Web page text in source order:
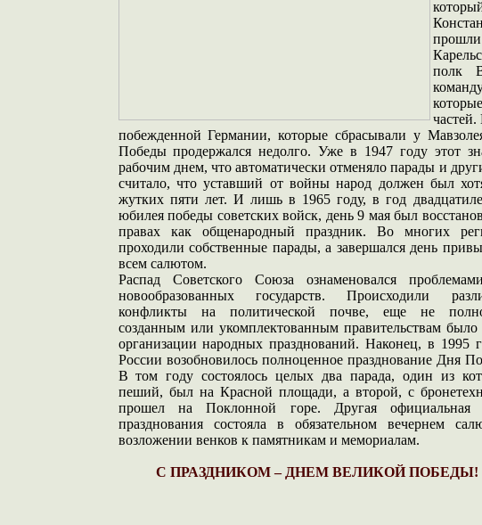
полк
побежденной Германии, которые сбрасывали у
Победы продержался недолго. Уже в 1947 году этот
рабочим днем, что автоматически отменяло парады и
считало, что уставший от войны народ должен был
жутких пяти лет. И лишь в 1965 году, в год
юбилея победы советских войск, день 9 мая был
правах как общенародный праздник. Во многих
проходили собственные парады, а завершался день
всем салютом.
Распад Советского Союза ознаменовался
новообразованных государств. Происходили
конфликты на политической почве, еще не
созданным или укомплектованным правительствам было
организации народных празднований. Наконец, в 1995
России возобновилось полноценное празднование Дня
В том году состоялось целых два парада, один из
пеший, был на Красной площади, а второй, с
прошел на Поклонной горе. Другая официальная
празднования состояла в обязательном вечернем
возложении венков к памятникам и мемориалам.
С ПРАЗДНИКОМ – ДНЕМ ВЕЛИКОЙ ПОБЕДЫ!